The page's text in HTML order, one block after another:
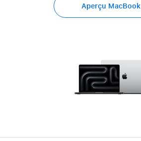
Aperçu MacBook